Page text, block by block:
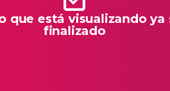
LABORAL CON ÉNFASIS
que está visualizando ya
finalizado